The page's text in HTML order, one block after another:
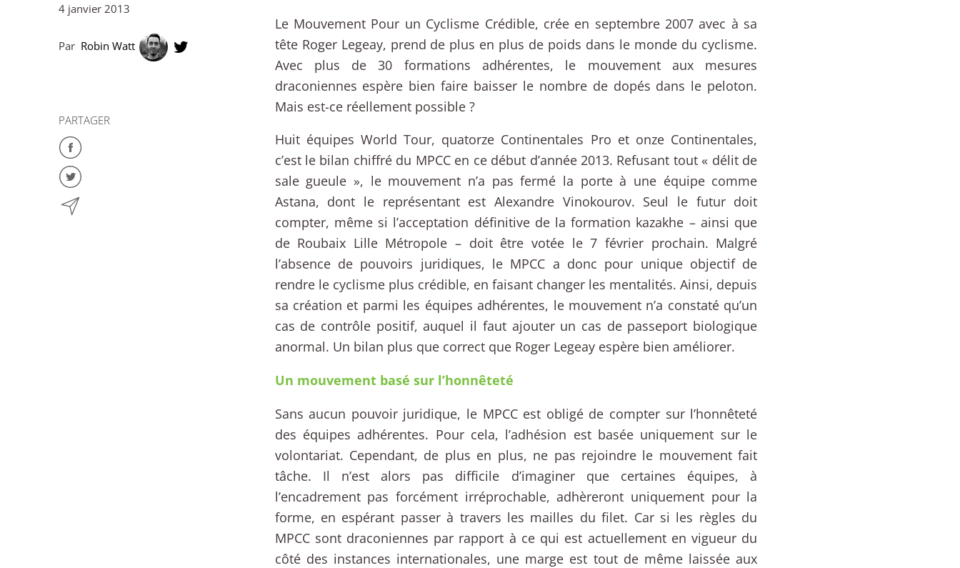
4 janvier 2013
Par Robin Watt
PARTAGER
Le Mouvement Pour un Cyclisme Crédible, crée en septembre 2007 avec à sa
tête Roger Legeay, prend de plus en plus de poids dans le monde du cyclisme.
Avec plus de 30 formations adhérentes, le mouvement aux mesures
draconiennes espère bien faire baisser le nombre de dopés dans le peloton.
Mais est-ce réellement possible ?
Huit équipes World Tour, quatorze Continentales Pro et onze Continentales,
c’est le bilan chiffré du MPCC en ce début d’année 2013. Refusant tout « délit de
sale gueule », le mouvement n’a pas fermé la porte à une équipe comme
Astana, dont le représentant est Alexandre Vinokourov. Seul le futur doit
compter, même si l’acceptation définitive de la formation kazakhe – ainsi que
de Roubaix Lille Métropole – doit être votée le 7 février prochain. Malgré
l’absence de pouvoirs juridiques, le MPCC a donc pour unique objectif de
rendre le cyclisme plus crédible, en faisant changer les mentalités. Ainsi, depuis
sa création et parmi les équipes adhérentes, le mouvement n’a constaté qu’un
cas de contrôle positif, auquel il faut ajouter un cas de passeport biologique
anormal. Un bilan plus que correct que Roger Legeay espère bien améliorer.
Un mouvement basé sur l’honnêteté
Sans aucun pouvoir juridique, le MPCC est obligé de compter sur l’honnêteté
des équipes adhérentes. Pour cela, l’adhésion est basée uniquement sur le
volontariat. Cependant, de plus en plus, ne pas rejoindre le mouvement fait
tâche. Il n’est alors pas difficile d’imaginer que certaines équipes, à
l’encadrement pas forcément irréprochable, adhèreront uniquement pour la
forme, en espérant passer à travers les mailles du filet. Car si les règles du
MPCC sont draconiennes par rapport à ce qui est actuellement en vigueur du
côté des instances internationales, une marge est tout de même laissée aux